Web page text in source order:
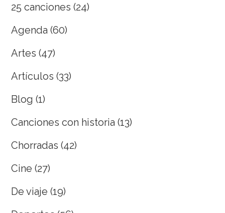
25 canciones (24)
Agenda (60)
Artes (47)
Artículos (33)
Blog (1)
Canciones con historia (13)
Chorradas (42)
Cine (27)
De viaje (19)